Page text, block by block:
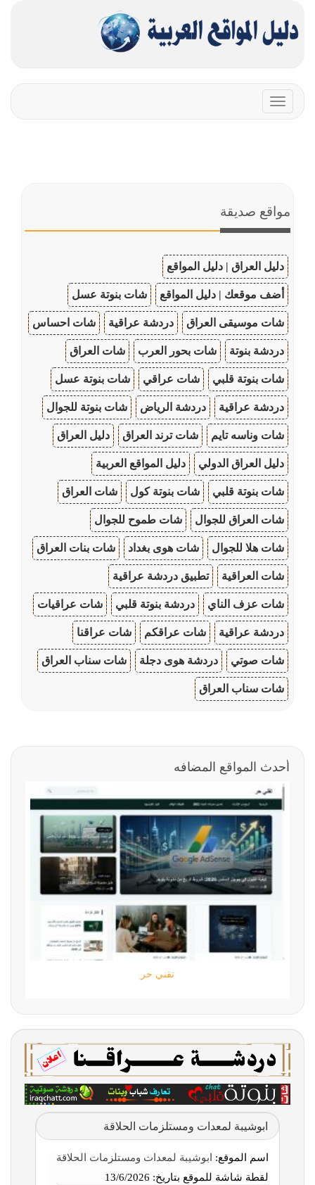
Toggle
navigation
مواقع صديقة
دليل العراق | دليل المواقع
أضف موقعك | دليل المواقع شات بنوتة عسل
شات موسيقى العراق دردشة عراقية شات احساس
دردشة بنوتة شات بحور العرب شات العراق
شات بنوتة قلبي شات عراقي شات بنوتة عسل
دردشة عراقية دردشة الرياض شات بنوتة للجوال
شات وناسه تايم شات ترند العراق دليل العراق
دليل العراق الدولي دليل المواقع العربية
شات بنوتة قلبي شات بنوتة كول شات العراق
شات العراق للجوال شات طموح للجوال
شات هلا للجوال شات هوى بغداد شات بنات العراق
شات العراقية تطبيق دردشة عراقية
شات عزف الناي دردشة بنوتة قلبي شات عراقيات
دردشة عراقية شات عراقكم شات عراقنا
شات صوتي دردشة هوى دجلة شات سناب العراق
شات سناب العراق
أحدث المواقع المضافه
تقني حر
ابوشيبة لمعدات ومستلزمات الحلاقة
اسم الموقع: ابوشيبة لمعدات ومستلزمات الحلاقة
لقطة شاشة للموقع بتاريخ: